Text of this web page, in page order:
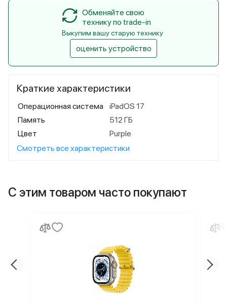
Краткие характеристики
Операционная система
iPadOS 17
Память
512 ГБ
Цвет
Purple
Смотреть все характеристики
Обменяйте свою
технику по trade-in
Выкупим вашу старую технику
оценить устройство
С этим товаром часто покупают